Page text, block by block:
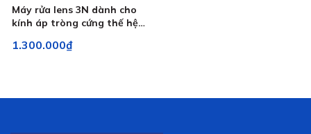
Máy rửa lens 3N dành cho
kính áp tròng cứng thế hệ
Ortho K
1.300.000₫